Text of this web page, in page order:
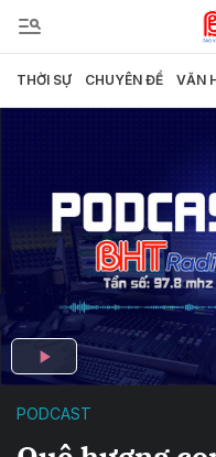
THỜI SỰ CHUYÊN ĐỀ VĂN
PODCAST